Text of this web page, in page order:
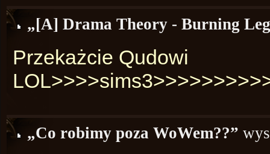
„[A] Drama Theory - Burning
Przekażcie Qudowi
„Co robimy poza WoWem??”